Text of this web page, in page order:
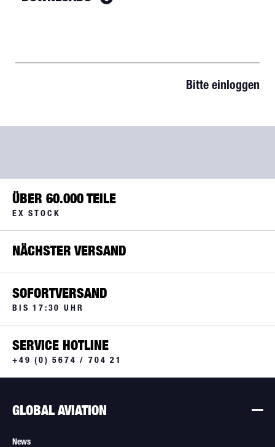
Bitte einloggen
ÜBER 60.000 TEILE
EX STOCK
NÄCHSTER VERSAND
SOFORTVERSAND
BIS 17:30 UHR
SERVICE HOTLINE
+49 (0) 5674 / 704 21
GLOBAL AVIATION
News